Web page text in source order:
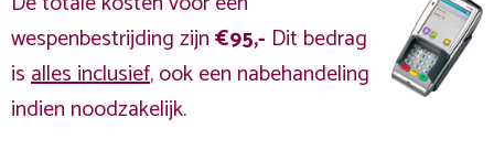
wespenbestrijding zijn€95,- Dit bedrag
isalles inclusief, ook een nabehandeling
indien noodzakelijk.